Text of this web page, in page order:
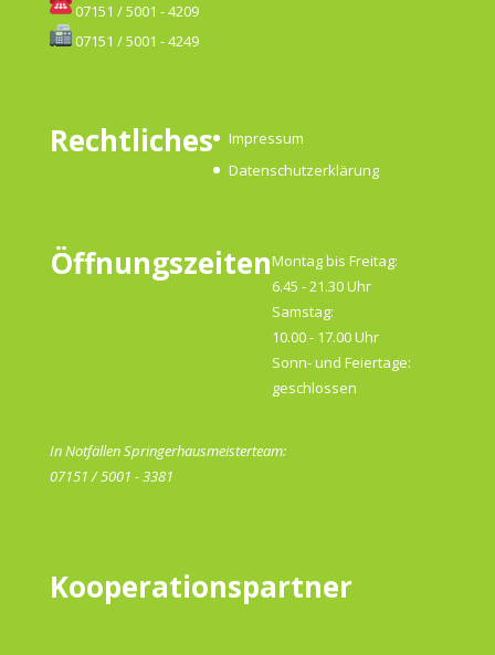
07151 / 5001 - 4209
07151 / 5001 - 4249
Rechtliches
Impressum
Datenschutzerklärung
ÖffnungszeitenMontag bis Freitag:
6.45 - 21.30 Uhr
Samstag:
10.00 - 17.00 Uhr
Sonn- und Feiertage:
geschlossen
In Notfällen Springerhausmeisterteam:
07151 / 5001 - 3381
Kooperationspartner